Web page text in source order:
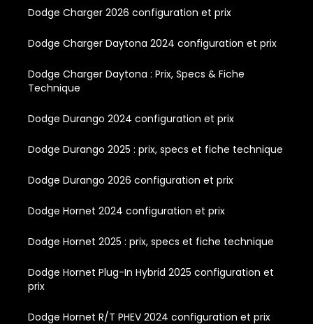
Dodge Charger 2026 configuration et prix
Dodge Charger Daytona 2024 configuration et prix
Dodge Charger Daytona : Prix, Specs & Fiche
Technique
Dodge Durango 2024 configuration et prix
Dodge Durango 2025 : prix, specs et fiche technique
Dodge Durango 2026 configuration et prix
Dodge Hornet 2024 configuration et prix
Dodge Hornet 2025 : prix, specs et fiche technique
Dodge Hornet Plug-In Hybrid 2025 configuration et
prix
Dodge Hornet R/T PHEV 2024 configuration et prix